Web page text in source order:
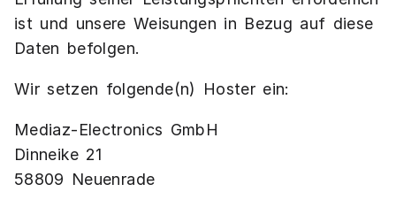
ist und unsere Weisungen in Bezug auf diese
Daten befolgen.
Wir setzen folgende(n) Hoster ein:
Mediaz-Electronics GmbH
Dinneike 21
58809 Neuenrade